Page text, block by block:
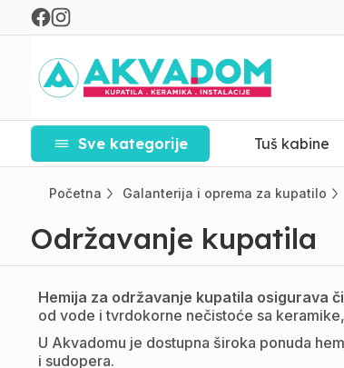
Sve kategorije Tuš kabine
Početna Galanterija i oprema za kupatilo
Održavanje kupatila
Hemija za održavanje kupatila osigurava
od vode i tvrdokorne nečistoće sa
U Akvadomu je dostupna široka ponuda
i sudopera.